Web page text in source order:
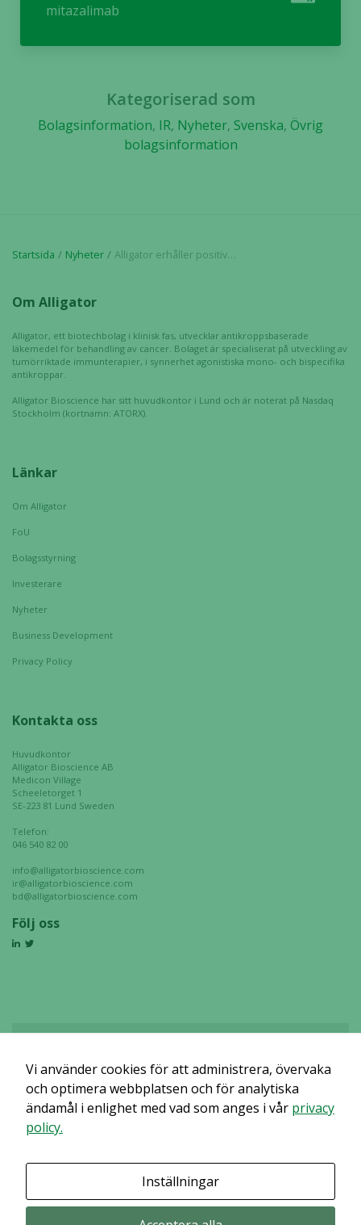
mitazalimab
Kategoriserad som
Bolagsinformation, IR, Nyheter, Svenska, Övrig
bolagsinformation
Startsida Nyheter Alligator erhåller positivt scientific advice från EMA för fas 3-studie med mitazalimab
Om Alligator
Alligator, ett biotechbolag i klinisk fas, utvecklar antikroppsbaserade
läkemedel för behandling av cancer. Bolaget är specialiserat på utveckling av
tumörriktade immunterapier, i synnerhet agonistiska mono- och bispecifika
antikroppar.
Alligator Bioscience har sitt huvudkontor i Lund och är noterat på Nasdaq
Stockholm (kortnamn: ATORX).
Länkar
Om Alligator
FoU
Bolagsstyrning
Investerare
Nyheter
Business Development
Privacy Policy
Kontakta oss
Huvudkontor
Alligator Bioscience AB
Medicon Village
Scheeletorget 1
SE-223 81 Lund Sweden
Telefon:
046 540 82 00
info@alligatorbioscience.com
ir@alligatorbioscience.com
bd@alligatorbioscience.com
Följ oss
Det verkar som om dina inställningar hindrar dig från att se detta
avstängt.
Vi använder cookies för att administrera, övervaka
och optimera webbplatsen och för analytiska
ändamål i enlighet med vad som anges i vår privacy
policy.
Inställningar
funktionalitet
baserat på
hur hemsidan
används.
prestera så
du nekar de
här kakorna